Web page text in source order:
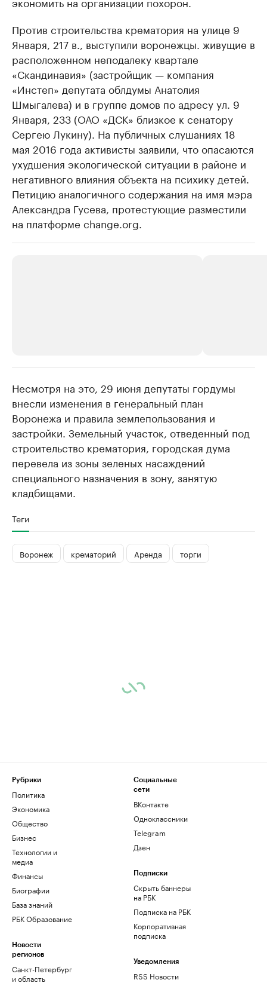
Против строительства крематория на улице 9
Января, 217 в., выступили воронежцы. живущие в
расположенном неподалеку квартале
«Скандинавия» (застройщик — компания
«Инстеп» депутата облдумы Анатолия
Шмыгалева) и в группе домов по адресу ул. 9
Января, 233 (ОАО «ДСК» близкое к сенатору
Сергею Лукину). На публичных слушаниях 18
мая 2016 года активисты заявили, что опасаются
ухудшения экологической ситуации в районе и
негативного влияния объекта на психику детей.
Петицию аналогичного содержания на имя мэра
Александра Гусева, протестующие разместили
на платформе change.org.
Делитесь новостями бизнеса на РБК
Управляйте страницей компании и развивайте личные
бренды спикеров бизнеса
продавцы
Ознакомьтесь с
Несмотря на это, 29 июня депутаты гордумы
внесли изменения в генеральный план
Воронежа и правила землепользования и
застройки. Земельный участок, отведенный под
строительство крематория, городская дума
перевела из зоны зеленых насаждений
специального назначения в зону, занятую
кладбищами.
Теги
Воронеж крематорий Аренда торги
Рубрики
Политика
Экономика
Общество
Бизнес
Технологии и
медиа
Финансы
Биографии
База знаний
РБК Образование
Новости
регионов
Санкт-Петербург
и область
Социальные
сети
ВКонтакте
Одноклассники
Telegram
Дзен
Подписки
Скрыть баннеры
на РБК
Подписка на РБК
Корпоративная
подписка
Уведомления
RSS Новости